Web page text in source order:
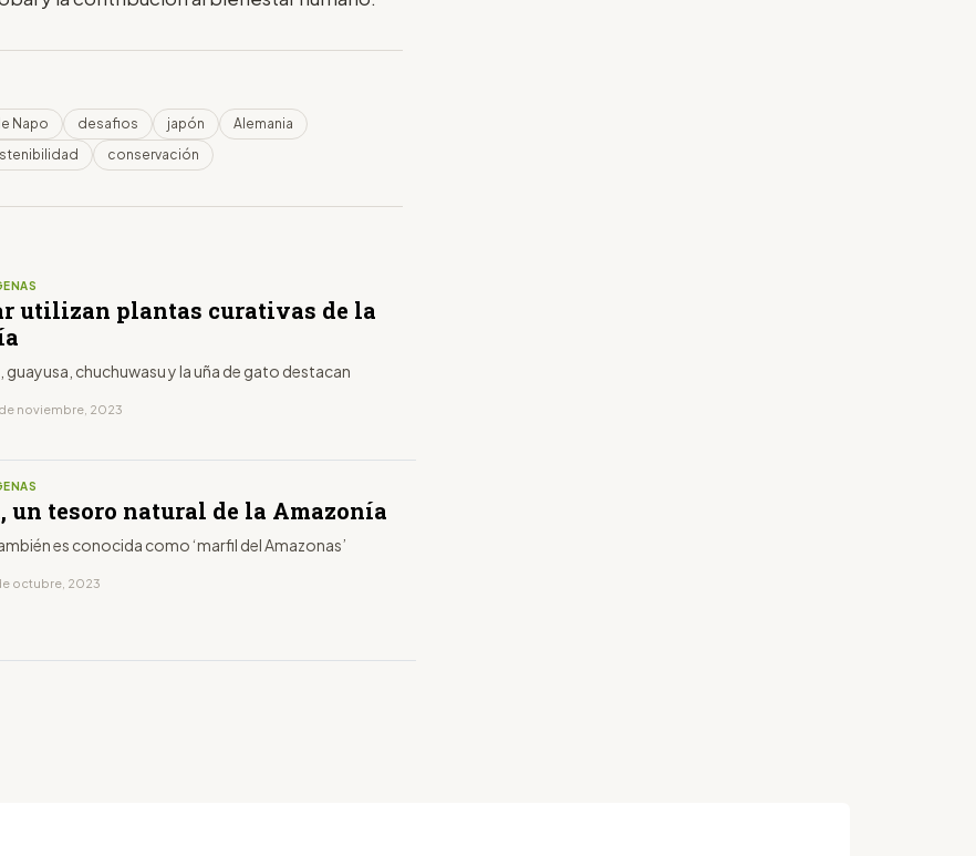
Napo desafios japón
Alemania
conservación
utilizan plantas curativas de la
guayusa, chuchuwasu y la uña de gato destacan
noviembre, 2023
un tesoro natural de la Amazonía
es conocida como ‘marfil del Amazonas’
octubre, 2023